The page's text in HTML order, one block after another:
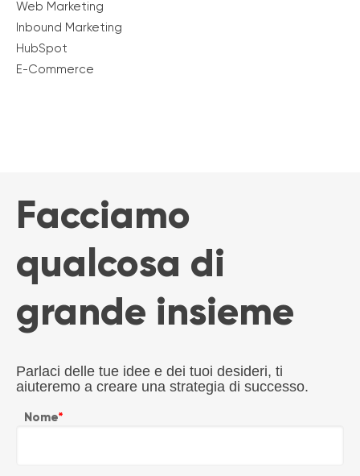
Web Marketing
Inbound Marketing
HubSpot
E-Commerce
Facciamo
qualcosa di
grande insieme
Parlaci delle tue idee e dei tuoi desideri, ti
aiuteremo a creare una strategia di successo.
Nome*